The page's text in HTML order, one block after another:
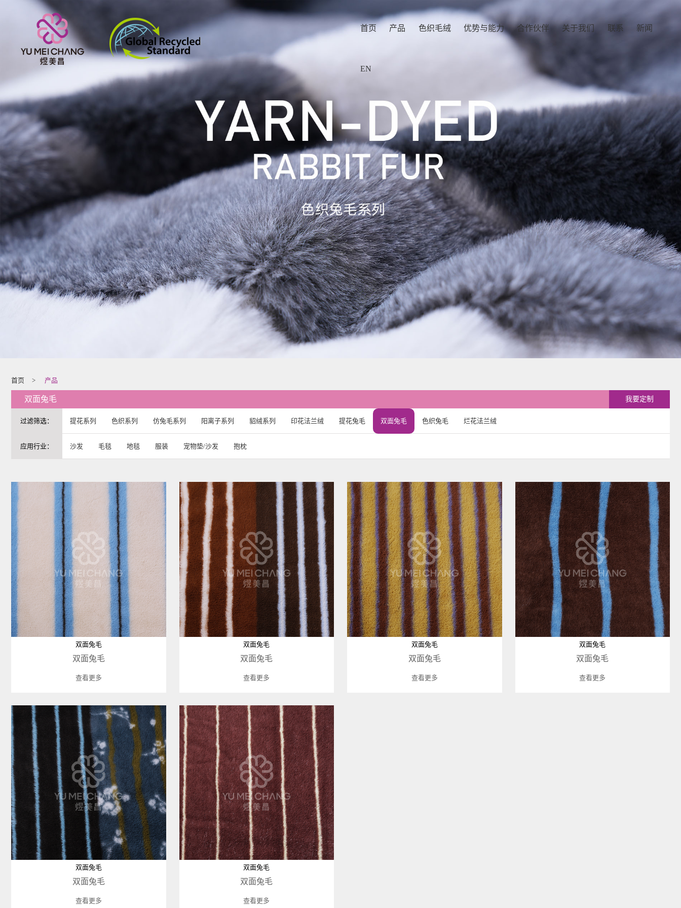
首页 产品 色织毛绒 优势与能力 合作伙伴 关于我们 联系 新闻
EN
首页 > 产品
我要定制
双面兔毛
过滤筛选： 提花系列 色织系列 仿兔毛系列 阳离子系列 貂绒系列 印花法兰绒 提花兔毛 双面兔毛 色织兔毛 烂花法兰绒
应用行业： 沙发 毛毯 地毯 服装 宠物垫/沙发 抱枕
双面兔毛
双面兔毛
查看更多
双面兔毛
双面兔毛
查看更多
双面兔毛
双面兔毛
查看更多
双面兔毛
双面兔毛
查看更多
双面兔毛
双面兔毛
查看更多
双面兔毛
双面兔毛
查看更多